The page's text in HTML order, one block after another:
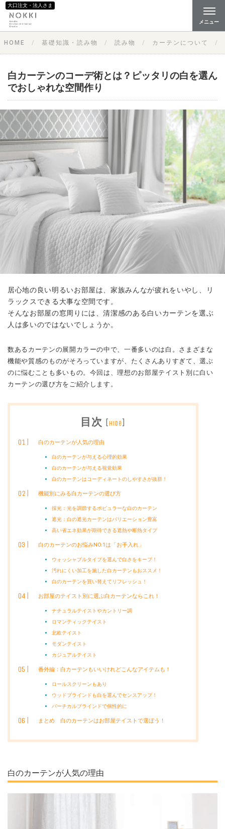
大口注文・法人さま
メニュー
HOME 基礎知識・読み物 読み物 カーテンについて
白カーテンのコーデ術とは？ピッタリの白を選ん
でおしゃれな空間作り
居心地の良い明るいお部屋は、家族みんなが疲れをいやし、リ
ラックスできる大事な空間です。
そんなお部屋の窓周りには、清潔感のある白いカーテンを選ぶ
人は多いのではないでしょうか。
数あるカーテンの展開カラーの中で、一番多いのは白。さまざまな
機能や質感のものがそろっていますが、たくさんありすぎて、選ぶ
のに悩むことも多いもの。今回は、理想のお部屋テイスト別に白い
カーテンの選び方をご紹介します。
目次 [hide]
白のカーテンが人気の理由
白のカーテンが与える心理的効果
白のカーテンが与える視覚効果
白のカーテンはコーディネートのしやすさが抜群！
機能別にみる白カーテンの選び方
採光：光を調節するポピュラーな白のカーテン
遮光：白の遮光カーテンはバリエーション豊富
高い省エネ効果が期待できる遮熱や断熱タイプ
白のカーテンのお悩みNO.1は「お手入れ」
ウォッシャブルタイプを選んで白さをキープ！
汚れにくい加工を施した白カーテンもおススメ！
白のカーテンを買い替えてリフレッシュ！
お部屋のテイスト別に選ぶ白カーテンならこれ！
ナチュラルテイストやカントリー調
ロマンティックテイスト
北欧テイスト
モダンテイスト
カジュアルテイスト
番外編：白カーテンもいいけれどこんなアイテムも！
ロールスクリーンもあり
ウッドブラインドも白を選んでセンスアップ！
バーチカルブラインドで個性的に
まとめ 白のカーテンはお部屋テイストで選ぼう！
白のカーテンが人気の理由